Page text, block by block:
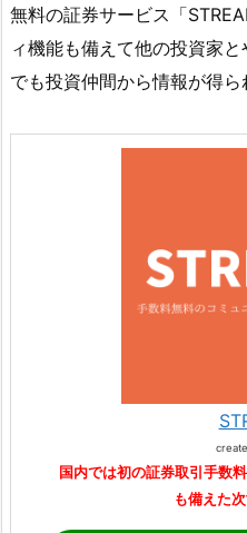
無料の証券サービス「
ィ機能も備えて他の投資家
でも投資仲間から情報が得ら
国内では初の証券取引手数
も備えた